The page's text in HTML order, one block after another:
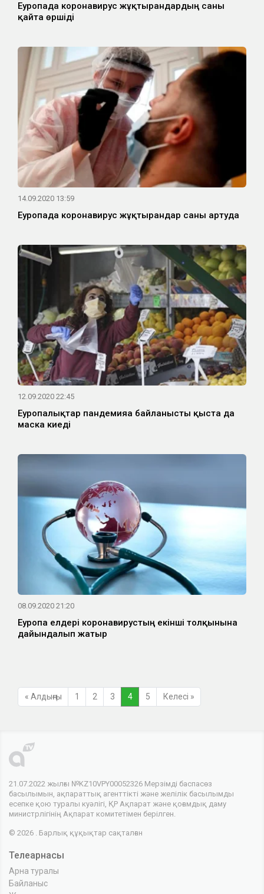
Еуропада коронавирус жұқтырғандардың саны
қайта өршіді
14.09.2020 13:59
Еуропада коронавирус жұқтырғандар саны артуда
12.09.2020 22:45
Еуропалықтар пандемияға байланысты қыста да
маска киеді
08.09.2020 21:20
Еуропа елдері коронавирустың екінші толқынына
дайындалып жатыр
« Алдыңғы 1 2 3 4 5 Келесі »
21.07.2022 жылғы №KZ10VPY00052326 Мерзімді баспасөз
басылымын, ақпараттық агенттікті және желілік басылымды
есепке қою туралы куәлігі, ҚР Ақпарат және қоғамдық даму
министрлігінің Ақпарат комитетімен берілген.
© 2026 . Барлық құқықтар сақталған
Телеарнасы
Арна туралы
Байланыс